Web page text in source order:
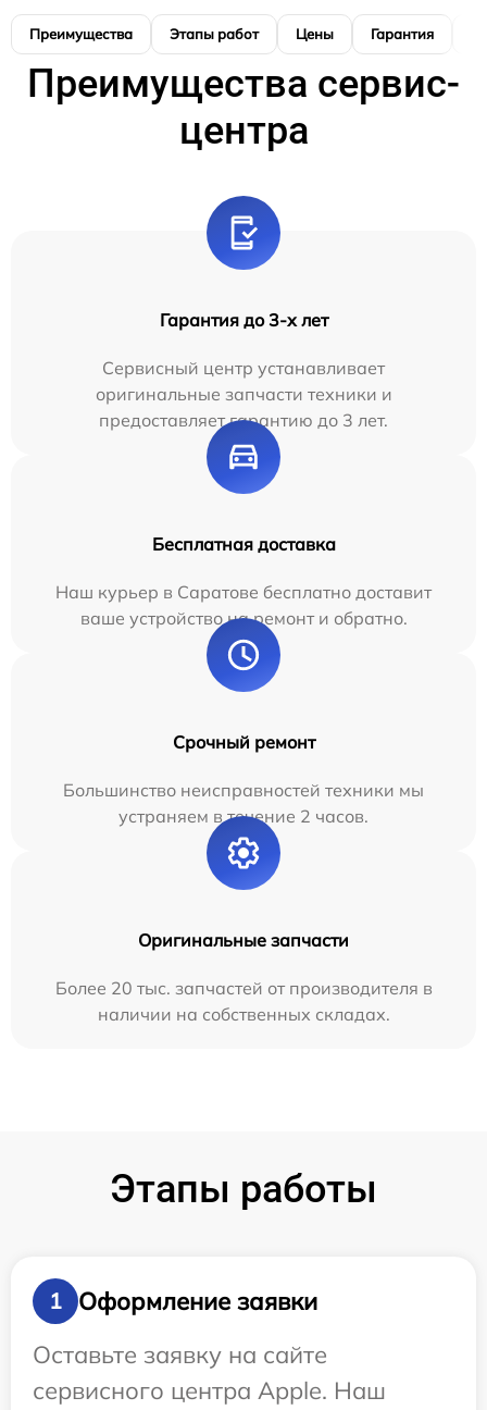
Преимущества Этапы работ Цены Гарантия
Преимущества сервис-
центра
Гарантия до 3-х лет
Сервисный центр устанавливает
оригинальные запчасти техники и
предоставляет гарантию до 3 лет.
Бесплатная доставка
Наш курьер в Саратове бесплатно доставит
ваше устройство на ремонт и обратно.
Срочный ремонт
Большинство неисправностей техники мы
устраняем в течение 2 часов.
Оригинальные запчасти
Более 20 тыс. запчастей от производителя в
наличии на собственных складах.
Этапы работы
1
Оформление заявки
Оставьте заявку на сайте
сервисного центра Apple. Наш